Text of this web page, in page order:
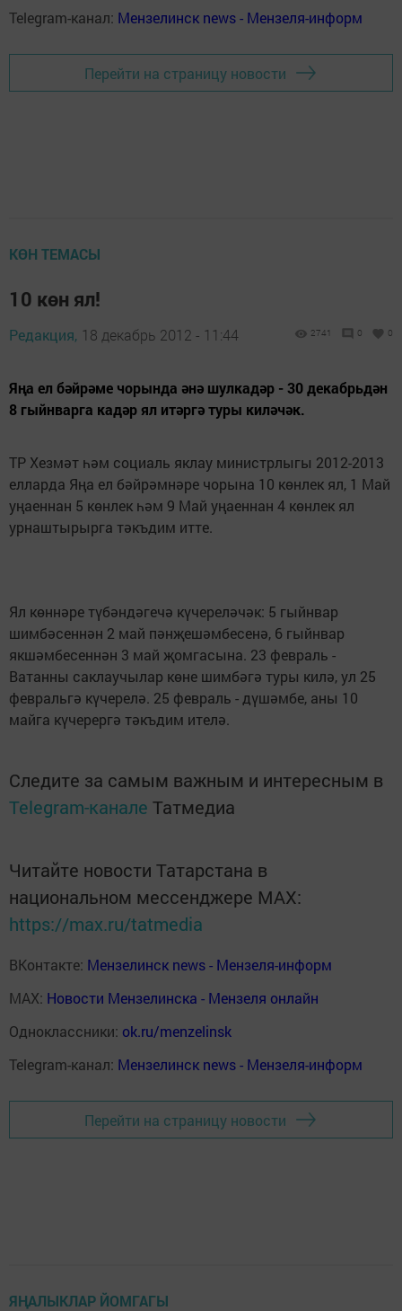
Telegram-канал: Мензелинск news - Мензеля-информ
Перейти на страницу новости
КӨН ТЕМАСЫ
10 көн ял!
Редакция, 18 декабрь 2012 - 11:44 2741 0 0
Яңа ел бәйрәме чорында әнә шулкадәр - 30 декабрьдән
8 гыйнварга кадәр ял итәргә туры киләчәк.
ТР Хезмәт һәм социаль яклау министрлыгы 2012-2013
елларда Яңа ел бәйрәмнәре чорына 10 көнлек ял, 1 Май
уңаеннан 5 көнлек һәм 9 Май уңаеннан 4 көнлек ял
урнаштырырга тәкъдим итте.
Ял көннәре түбәндәгечә күчереләчәк: 5 гыйнвар
шимбәсеннән 2 май пәнҗешәмбесенә, 6 гыйнвар
якшәмбесеннән 3 май җомгасына. 23 февраль -
Ватанны саклаучылар көне шимбәгә туры килә, ул 25
февральгә күчерелә. 25 февраль - дүшәмбе, аны 10
майга күчерергә тәкъдим ителә.
Следите за самым важным и интересным в
Telegram-канале Татмедиа
Читайте новости Татарстана в
национальном мессенджере MАХ:
https://max.ru/tatmedia
ВКонтакте: Мензелинск news - Мензеля-информ
MAX: Новости Мензелинска - Мензеля онлайн
Одноклассники: ok.ru/menzelinsk
Telegram-канал: Мензелинск news - Мензеля-информ
Перейти на страницу новости
ЯҢАЛЫКЛАР ЙОМГАГЫ